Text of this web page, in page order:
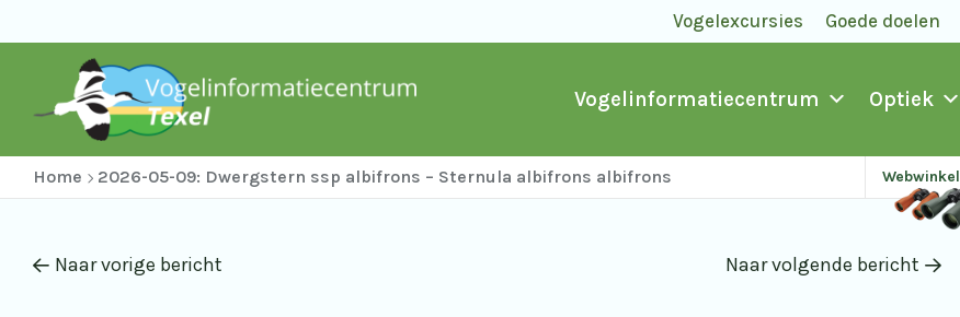
Vogelexcursies Goede doelen
Vogelinformatiecentrum Optiek
Home 2026-05-09: Dwergstern ssp albifrons – Sternula albifrons albifrons Webwinkel
Naar vorige bericht Naar volgende bericht